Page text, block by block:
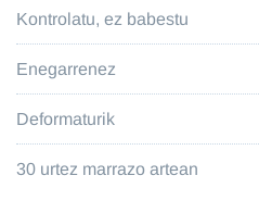
Kontrolatu, ez babestu
Enegarrenez
Deformaturik
30 urtez marrazo artean